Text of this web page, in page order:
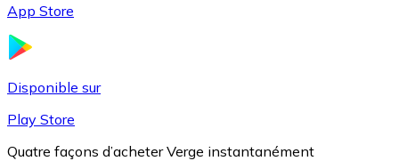
App Store
Disponible sur
Play Store
Quatre façons d’acheter Verge instantanément